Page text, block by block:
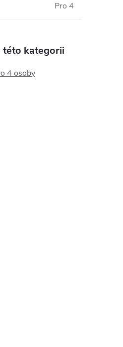
Pro 4
této kategorii
4 osoby